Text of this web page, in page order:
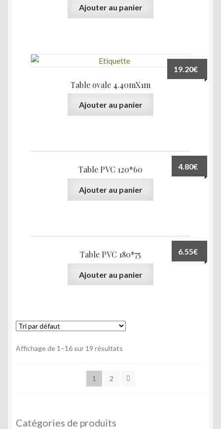
Ajouter au panier
Table ovale 4.40mX1m
19.20€
Ajouter au panier
Table PVC 120*60 4.80€
Ajouter au panier
Table PVC 180*75 6.55€
Ajouter au panier
Affichage de 1–16 sur 19 résultats
1 2
Catégories de produits